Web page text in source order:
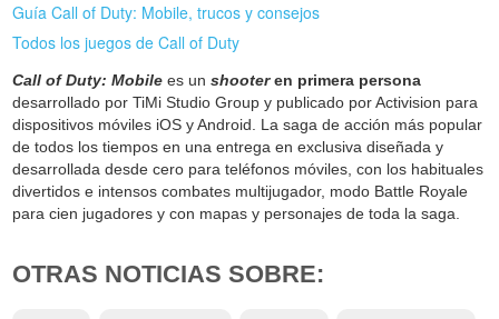
Guía Call of Duty: Mobile, trucos y consejos
Todos los juegos de Call of Duty
Call of Duty: Mobile es unshooteren primera persona
desarrollado por TiMi Studio Group y publicado por Activision para
dispositivos móviles iOS y Android. La saga de acción más popular
de todos los tiempos en una entrega en exclusiva diseñada y
desarrollada desde cero para teléfonos móviles, con los habituales
divertidos e intensos combates multijugador, modo Battle Royale
para cien jugadores y con mapas y personajes de toda la saga.
OTRAS NOTICIAS SOBRE: